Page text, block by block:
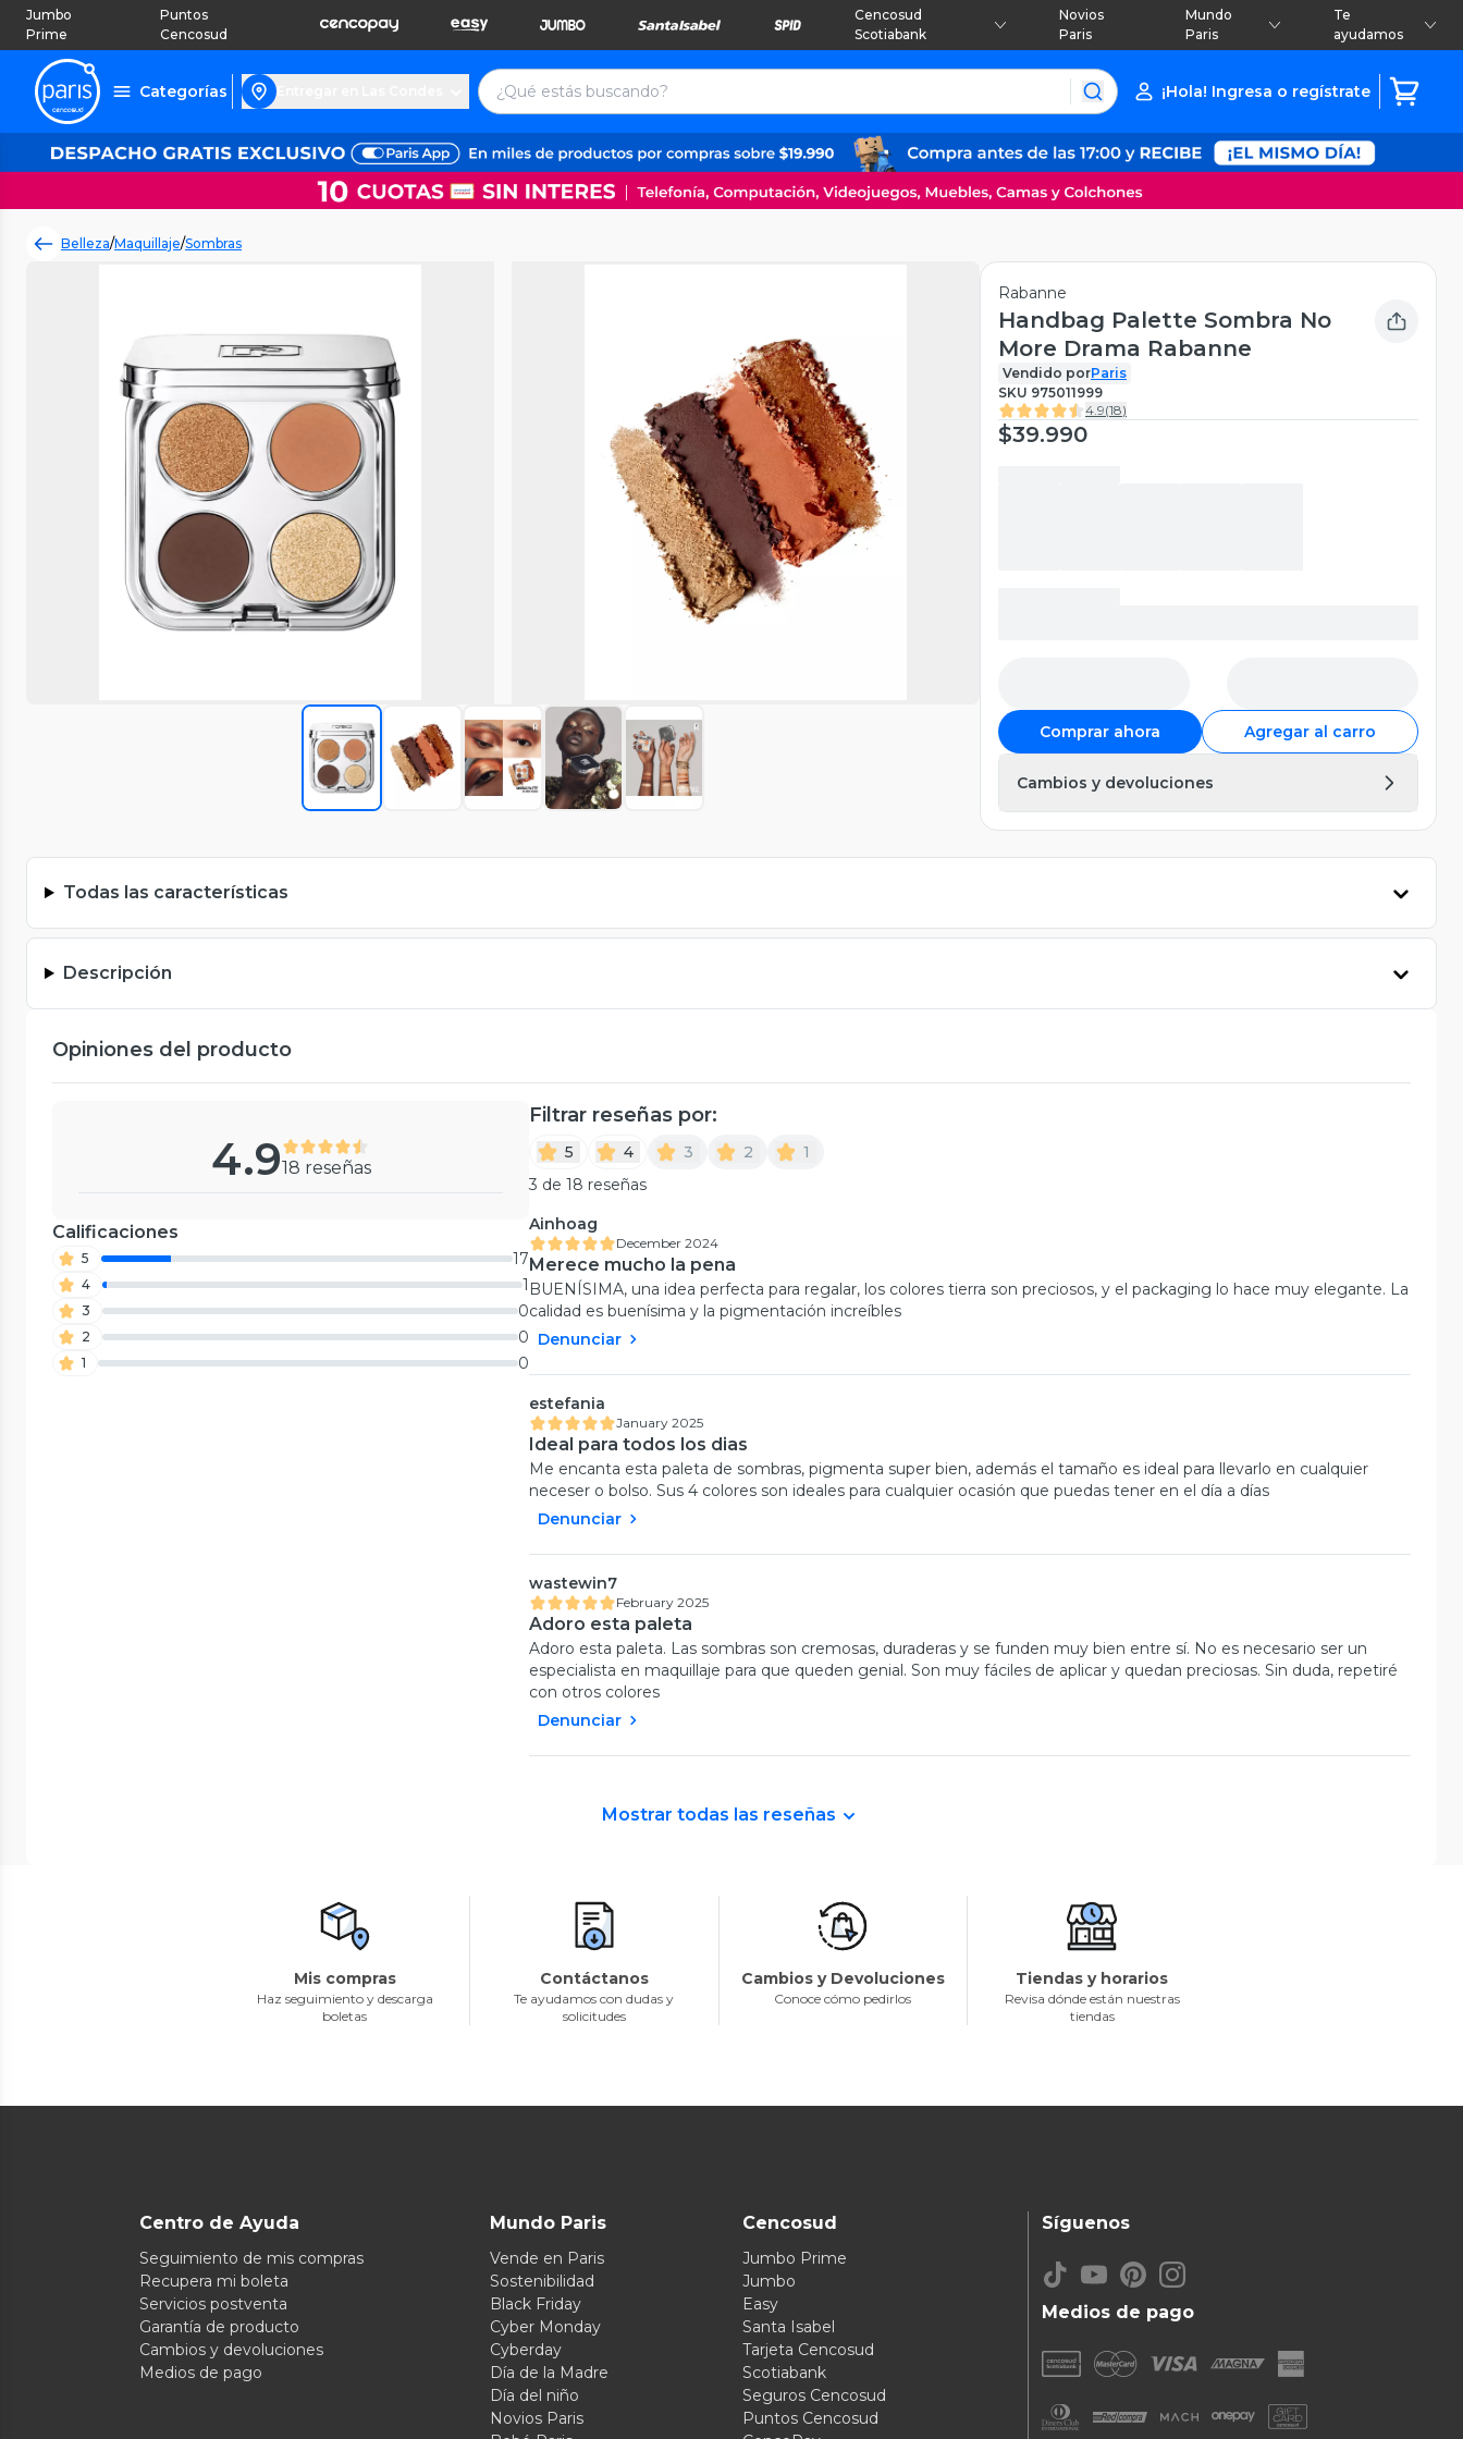
Jumbo
Prime
Puntos
Cencosud
Cencosud
Scotiabank
Novios
Paris
Mundo
Paris
Te
ayudamos
Categorías ¡Hola! Ingresa o regístrate
Belleza/Maquillaje/Sombras
Rabanne
Handbag Palette Sombra No
More Drama Rabanne
Vendido porParis
SKU 975011999
4.9(18)
$39.990
Comprar ahora Agregar al carro
Cambios y devoluciones
Todas las características
Descripción
Opiniones del producto
4.918 reseñas
Calificaciones
5 17
4 1
3 0
2 0
1 0
Filtrar reseñas por:
5 4 3 2
1
3 de 18 reseñas
Ainhoag
December 2024
Merece mucho la pena
BUENÍSIMA, una idea perfecta para regalar, los colores tierra son preciosos, y el packaging lo hace muy elegante. La
calidad es buenísima y la pigmentación increíbles
Denunciar
estefania
January 2025
Ideal para todos los dias
Me encanta esta paleta de sombras, pigmenta super bien, además el tamaño es ideal para llevarlo en cualquier
neceser o bolso. Sus 4 colores son ideales para cualquier ocasión que puedas tener en el día a días
Denunciar
wastewin7
February 2025
Adoro esta paleta
Adoro esta paleta. Las sombras son cremosas, duraderas y se funden muy bien entre sí. No es necesario ser un
especialista en maquillaje para que queden genial. Son muy fáciles de aplicar y quedan preciosas. Sin duda, repetiré
con otros colores
Denunciar
Mostrar todas las reseñas
Mis compras
Haz seguimiento y descarga
boletas
Contáctanos
Te ayudamos con dudas y
solicitudes
Cambios y Devoluciones
Conoce cómo pedirlos
Tiendas y horarios
Revisa dónde están nuestras
tiendas
Centro de Ayuda
Seguimiento de mis compras
Recupera mi boleta
Servicios postventa
Garantía de producto
Cambios y devoluciones
Medios de pago
Mundo Paris
Vende en Paris
Sostenibilidad
Black Friday
Cyber Monday
Cyberday
Día de la Madre
Día del niño
Novios Paris
Cencosud
Jumbo Prime
Jumbo
Easy
Santa Isabel
Tarjeta Cencosud
Scotiabank
Seguros Cencosud
Puntos Cencosud
Medios de pago
Síguenos